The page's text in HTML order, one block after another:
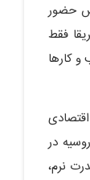
حضور
فقط
و کارها
در
نرم،